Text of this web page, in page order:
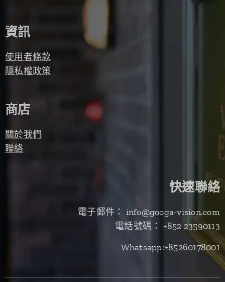
資訊
使用者條款
隱私權政策
商店
關於我們
聯絡
快速聯絡
電子郵件： info@googa-vision.com
電話號碼： +852 23590113
Whatsapp:+85260178001